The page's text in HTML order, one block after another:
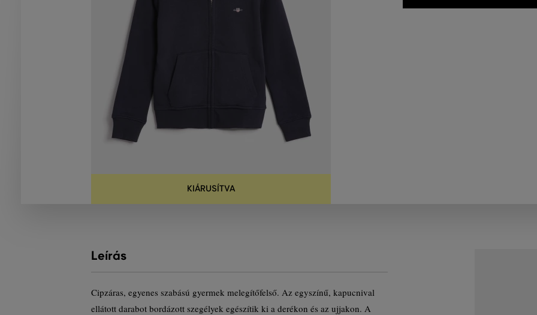
KIÁRUSÍTVA
Leírás
Cipzáras, egyenes szabású gyermek melegítőfelső. Az egyszínű, kapucnival
ellátott darabot bordázott szegélyek egészítik ki a derékon és az ujjakon. A